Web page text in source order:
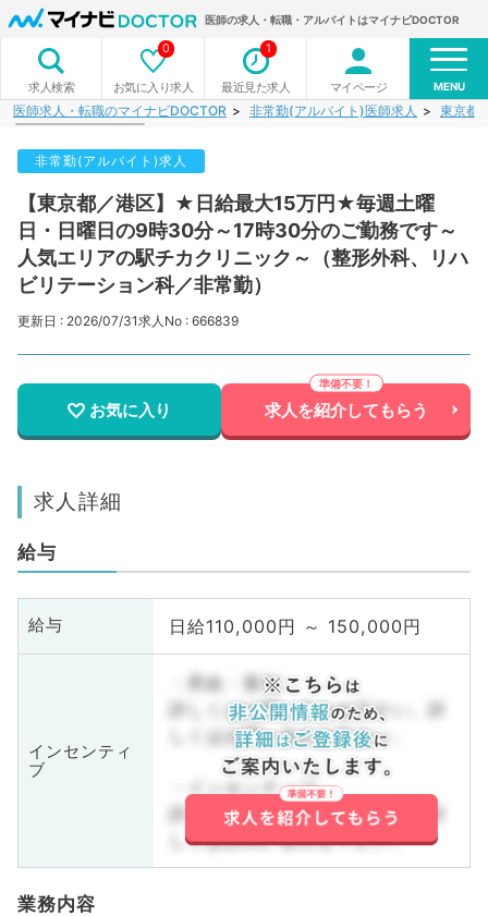
医師の求人・転職・アルバイトはマイナビDOCTOR
求人検索 お気に入り求人
0
最近見た求人
1
マイページ MENU
医師求人・転職のマイナビDOCTOR 非常勤(アルバイト)医師求人 東京都
非常勤(アルバイト)求人
【東京都／港区】★日給最大15万円★毎週土曜
日・日曜日の9時30分～17時30分のご勤務です～
人気エリアの駅チカクリニック～（整形外科、リハ
ビリテーション科／非常勤）
更新日 : 2026/07/31求人No : 666839
お気に入り 求人を紹介してもらう
求人詳細
給与
給与 日給110,000円 ～ 150,000円
インセンティ
ブ
・昇給・賞与
詳しくはお問い合わせ下さい。詳
しくはお問い合わせ下さい。
・インセンティブ
詳しくはお問い合わせ下さい。詳
しくはお問い合わせ下さい。
業務内容